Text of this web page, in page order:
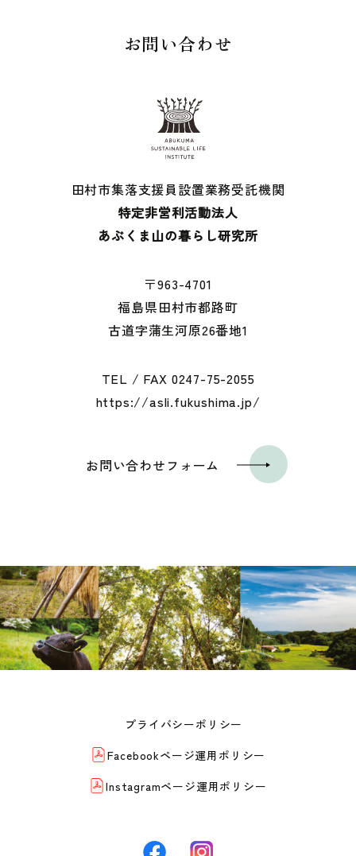
お問い合わせ
お問い合わせフォーム
田村市集落支援員設置業務受託機関
特定非営利活動法人
あぶくま山の暮らし研究所
〒963-4701
福島県田村市都路町
古道字蒲生河原26番地1
TEL / FAX 0247-75-2055
https://asli.fukushima.jp/
プライバシーポリシー
Facebookページ運用ポリシー
Instagramページ運用ポリシー